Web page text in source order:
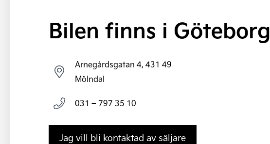
Bilen finns i Göteborg
Arnegårdsgatan 4, 431 49
Mölndal
031 – 797 35 10
Jag vill bli kontaktad av säljare